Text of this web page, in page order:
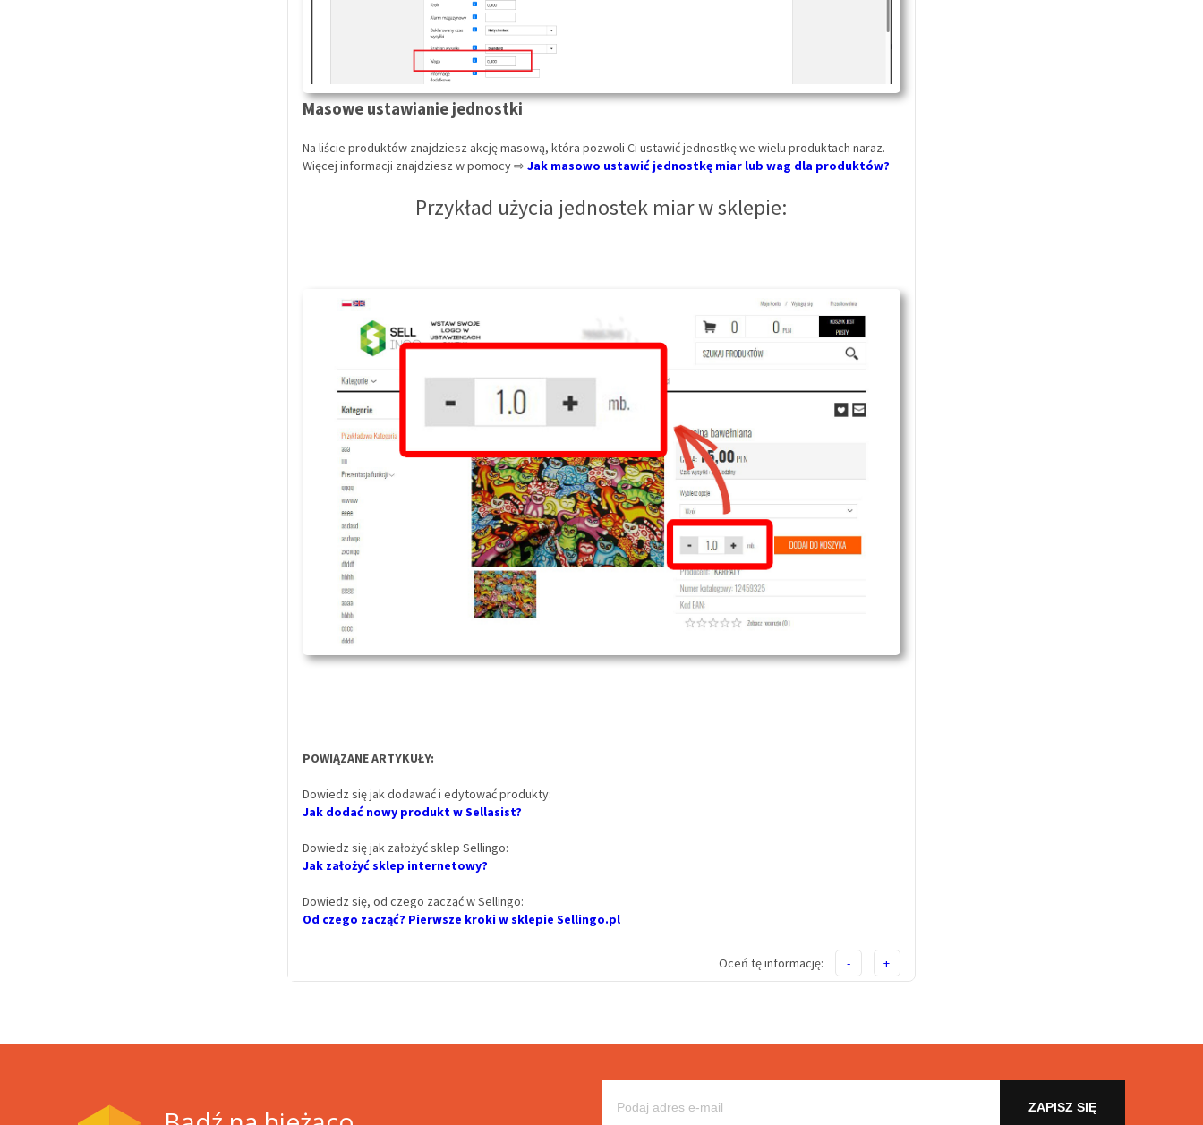
Masowe ustawianie jednostki
Na liście produktów znajdziesz akcję masową, która pozwoli Ci ustawić jednostkę we wielu produktach naraz.
Więcej informacji znajdziesz w pomocy ⇨ Jak masowo ustawić jednostkę miar lub wag dla produktów?
Przykład użycia jednostek miar w sklepie:
POWIĄZANE ARTYKUŁY:
Dowiedz się jak dodawać i edytować produkty:
Jak dodać nowy produkt w Sellasist?
Dowiedz się jak założyć sklep Sellingo:
Jak założyć sklep internetowy?
Dowiedz się, od czego zacząć w Sellingo:
Od czego zacząć? Pierwsze kroki w sklepie Sellingo.pl
Oceń tę informację: - +
ZAPISZ SIĘ